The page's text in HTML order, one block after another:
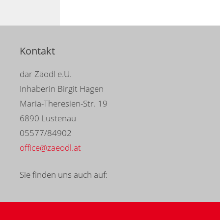
Kontakt
dar Zäodl e.U.
Inhaberin Birgit Hagen
Maria-Theresien-Str. 19
6890 Lustenau
05577/84902
office@zaeodl.at
Sie finden uns auch auf: